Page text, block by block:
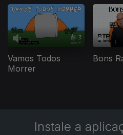
Vamos Todos
Morrer
Bons
Instale a